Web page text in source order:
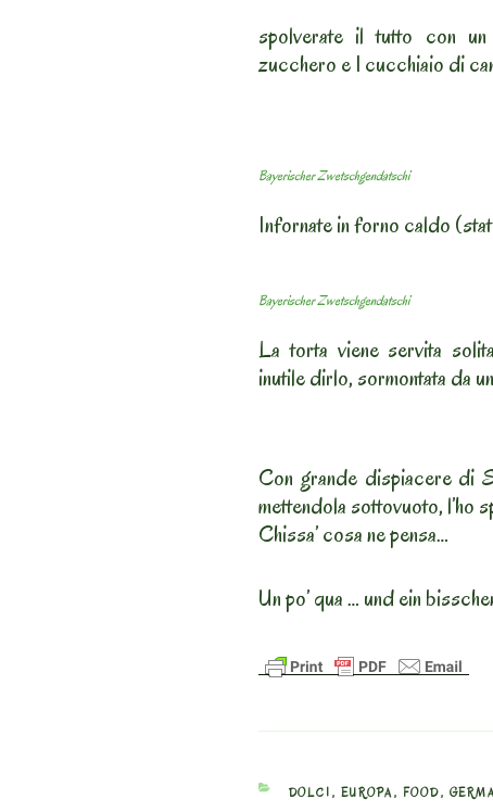
spolverate il tutto con
zucchero e 1 cucchiaio di
Bayerischer Zwetschgendatschi
Infornate in forno caldo
Bayerischer Zwetschgendatschi
La torta viene servita
inutile dirlo, sormontata da
Con grande dispiacere di
mettendola sottovuoto, l’ho
Chissa’ cosa ne pensa…
Un po’ qua … und ein
CATEGORIES
DOLCI , EUROPA, FOOD,